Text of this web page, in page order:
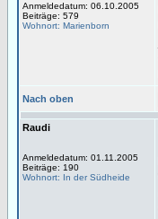
Anmeldedatum: 06.10.2005
Beiträge: 579
Wohnort: Marienborn
Nach oben
Raudi
Anmeldedatum: 01.11.2005
Beiträge: 190
Wohnort: In der Südheide